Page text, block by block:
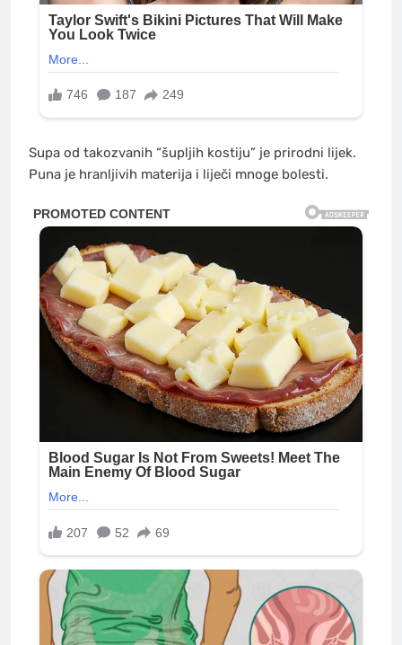
Supa od takozvanih “šupljih kostiju” je prirodni lijek.
Puna je hranljivih materija i liječi mnoge bolesti.